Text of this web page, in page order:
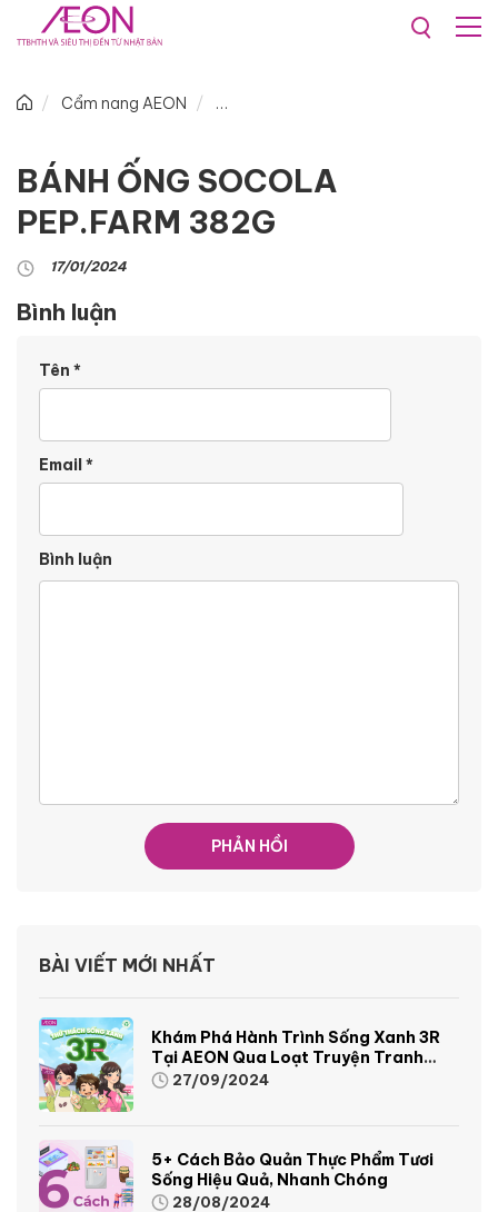
Cẩm nang AEON
BÁNH ỐNG SOCOLA
PEP.FARM 382G
17/01/2024
Bình luận
Tên *
Email*
Bình luận
BÀI VIẾT MỚI NHẤT
Khám Phá Hành Trình Sống Xanh 3R
Tại AEON Qua Loạt Truyện Tranh
Sinh Động Và Thú Vị
27/09/2024
5+ Cách Bảo Quản Thực Phẩm Tươi
Sống Hiệu Quả, Nhanh Chóng
28/08/2024